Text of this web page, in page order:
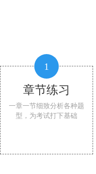
1
章节练习
一章一节细致分析各种题
型，为考试打下基础